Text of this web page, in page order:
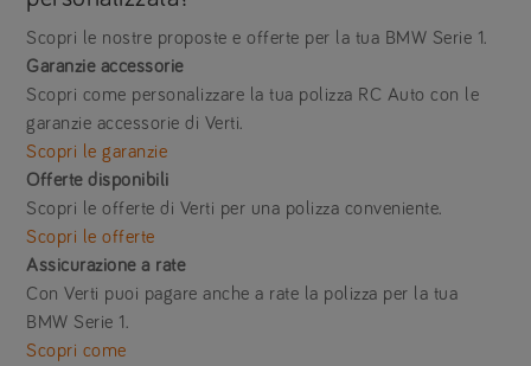
Scopri le nostre proposte e offerte per la tua BMW Serie 1.
Garanzie accessorie
Scopri come personalizzare la tua polizza RC Auto con le
garanzie accessorie di Verti.
Scopri le garanzie
Offerte disponibili
Scopri le offerte di Verti per una polizza conveniente.
Scopri le offerte
Assicurazione a rate
Con Verti puoi pagare anche a rate la polizza per la tua
BMW Serie 1.
Scopri come